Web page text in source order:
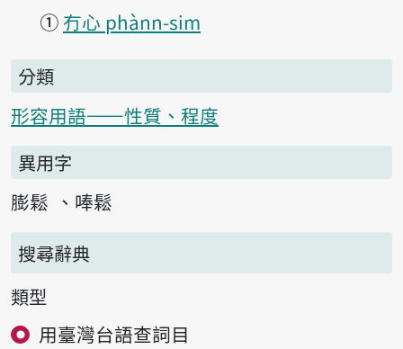
① 冇心 phànn-sim
分類
形容用語——性質、程度
異用字
膨鬆
唪鬆
搜尋辭典
類型
用臺灣台語查詞目